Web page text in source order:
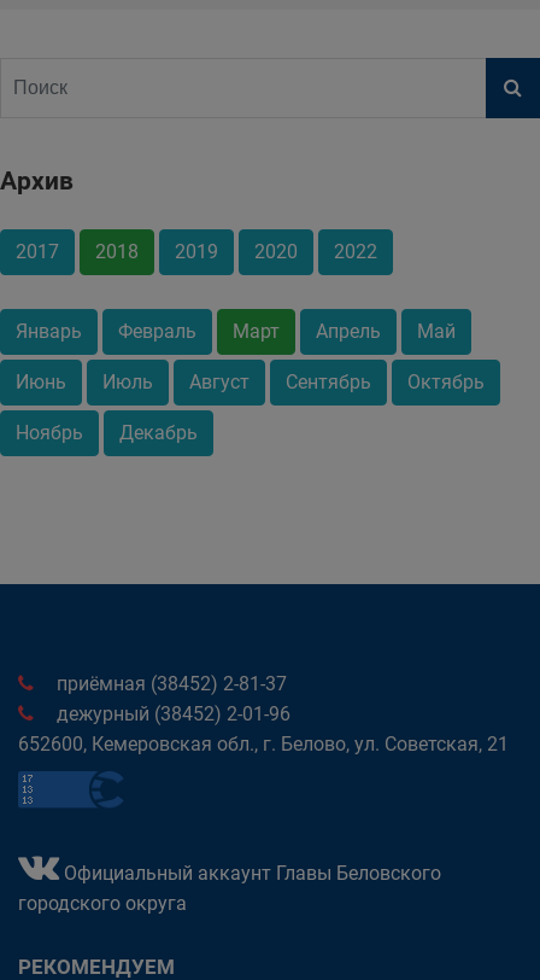
Архив
2017 2018 2019 2020 2022
Январь Февраль Март Апрель Май
Июнь Июль Август Сентябрь Октябрь
Ноябрь Декабрь
приёмная (38452) 2-81-37
дежурный (38452) 2-01-96
652600, Кемеровская обл., г. Белово, ул. Советская, 21
Официальный аккаунт Главы Беловского
городского округа
РЕКОМЕНДУЕМ